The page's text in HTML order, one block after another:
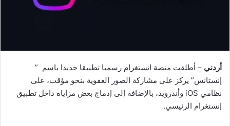
أردني – أطلقت منصة انستغرام رسميا تطبيقا جديدا باسم ”
إنستانس” يركز على مشاركة الصور العفوية بنحو مؤقت، على
نظامي iOS وأندرويد، بالإضافة إلى إدماج بعض مزاياه داخل تطبيق
إنستغرام الرئيسي.